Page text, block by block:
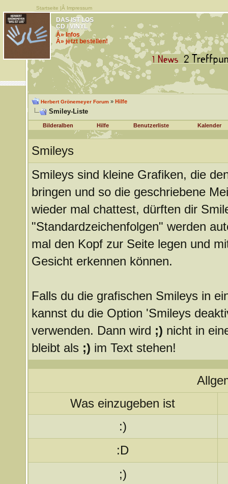
Startseite |Â Impressum
DAS IST LOS
CD / VINYL
Â» Infos
Â» jetzt bestellen!
Herbert Grönemeyer Forum» Hilfe
Smiley-Liste
Bilderalben Hilfe Benutzerliste Kalender
Smileys
Smileys sind kleine Grafiken, die
bringen und so die geschriebene
wieder mal chattest, dürften dir
"Standardzeichenfolgen" werden
mal den Kopf zur Seite legen und
Gesicht erkennen können.
Falls du die grafischen Smileys in
kannst du die Option 'Smileys
verwenden. Dann wird ;) nicht in
bleibt als ;) im Text stehen!
Was einzugeben ist
:)
:D
;)